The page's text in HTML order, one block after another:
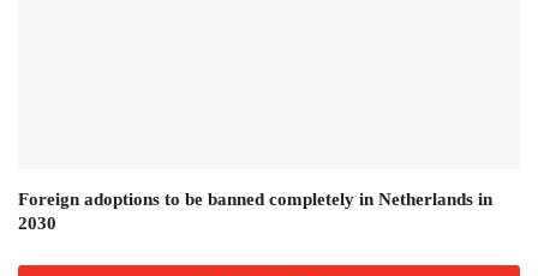
Foreign adoptions to be banned completely in Netherlands in
2030